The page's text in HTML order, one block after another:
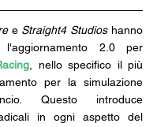
e Straight4 Studios hanno
, nello specifico il più
per la simulazione
Questo introduce
in ogni aspetto del